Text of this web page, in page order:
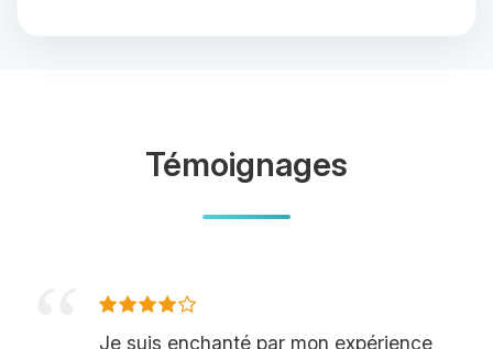
Témoignages
Je suis enchanté par mon expérience